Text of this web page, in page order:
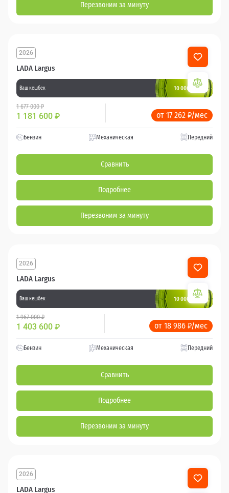
Перезвоним за минуту
LADA Largus
2026
Ваш кешбек 10 000 баллов
1 677 000 ₽
1 181 600 ₽ от 17 262 ₽/мес
Бензин Механическая Передний
Сравнить
Подробнее
Перезвоним за минуту
LADA Largus
2026
Ваш кешбек 10 000 баллов
1 967 000 ₽
1 403 600 ₽ от 18 986 ₽/мес
Бензин Механическая Передний
Сравнить
Подробнее
Перезвоним за минуту
LADA Largus
2026